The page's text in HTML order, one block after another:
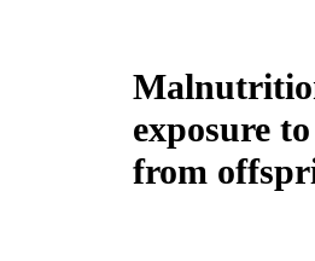
exposure
from